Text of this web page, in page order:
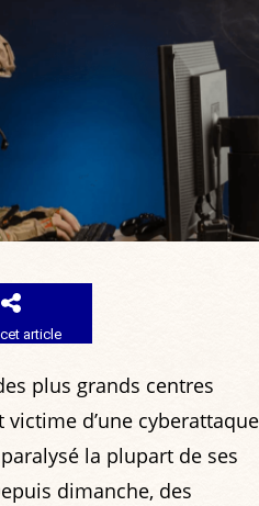
article
plus grands centres
d’une cyberattaque
la plupart de ses
dimanche, des